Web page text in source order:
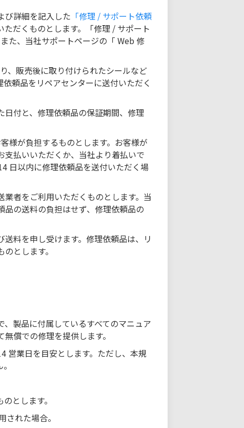
び詳細を記入した 「修理 / サポート依頼
だくものとします。「修理 / サポート
た、当社サポートページの「 Web 修
、販売後に取り付けられたシールなど
頼品をリペアセンターに送付いただく
付と、修理依頼品の保証期間、修理
様が負担するものとします。お客様が
払いいただくか、当社より着払いで
日以内に修理依頼品を送付いただく場
者をご利用いただくものとします。当
の送料の負担はせず、修理依頼品の
料を申し受けます。修理依頼品は、リ
とします。
製品に付属しているすべてのマニュア
償での修理を提供します。
営業日を目安とします。ただし、本規
とします。
された場合。